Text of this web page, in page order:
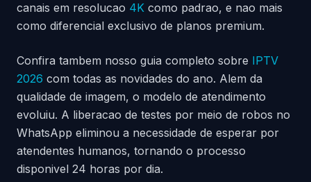
canais em resolucao 4K como padrao, e nao mais
como diferencial exclusivo de planos premium.
Confira tambem nosso guia completo sobre IPTV
2026 com todas as novidades do ano. Alem da
qualidade de imagem, o modelo de atendimento
evoluiu. A liberacao de testes por meio de robos no
WhatsApp eliminou a necessidade de esperar por
atendentes humanos, tornando o processo
disponivel 24 horas por dia.